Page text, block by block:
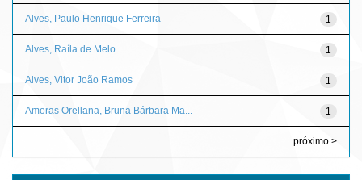
1
Alves, Paulo Henrique Ferreira
1
Alves, Raíla de Melo
1
Alves, Vitor João Ramos
1
Amoras Orellana, Bruna Bárbara Ma...
próximo >